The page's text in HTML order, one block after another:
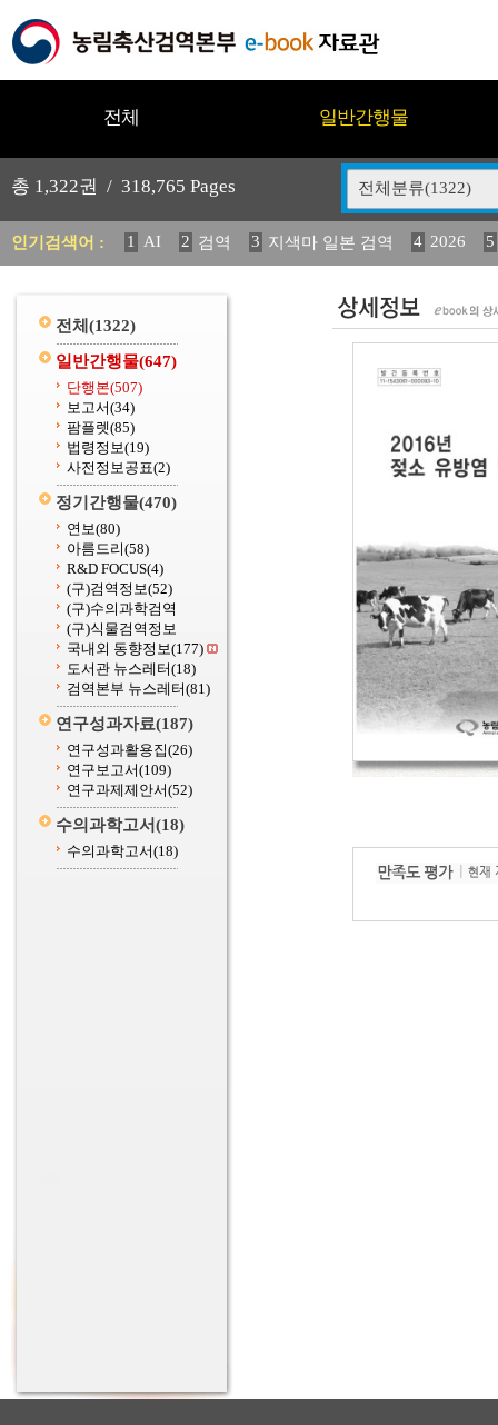
전체 일반간행물
총 1,322권 / 318,765 Pages 전체분류(1322)
인기검색어 : 1 AI 2 검역 3 지색마 일본 검역 4 2026
5
11 2025 12 중독성 식물 도감 13 媛 異 14
전체 (1322)
일반간행물(647)
단행본(507)
보고서(34)
팜플렛(85)
법령정보(19)
사전정보공표(2)
정기간행물(470)
연보(80)
아름드리(58)
R&D FOCUS(4)
(구)검역정보(52)
(구)수의과학검역
(구)식물검역정보
국내외 동향정보(177)
도서관 뉴스레터(18)
검역본부 뉴스레터(81)
연구성과자료(187)
연구성과활용집(26)
연구보고서(109)
연구과제제안서(52)
수의과학고서(18)
수의과학고서(18)